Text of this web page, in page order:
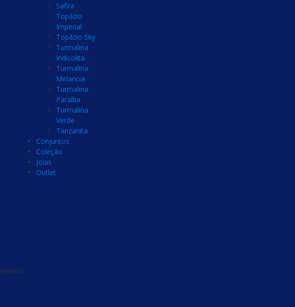
Safira
Topázio
Imperial
Topázio Sky
Turmalina
Indicolita
Turmalina
Melancia
Turmalina
Paraíba
Turmalina
Verde
Tanzanita
Conjuntos
Coleção
Joias
Outlet